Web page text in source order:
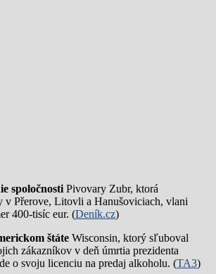
spoločnosti Pivovary Zubr, ktorá
v Přerove, Litovli a Hanušoviciach, vlani
400-tisíc eur. (Deník.cz)
štáte Wisconsin, ktorý sľuboval
zákazníkov v deň úmrtia prezidenta
o svoju licenciu na predaj alkoholu. (TA3)